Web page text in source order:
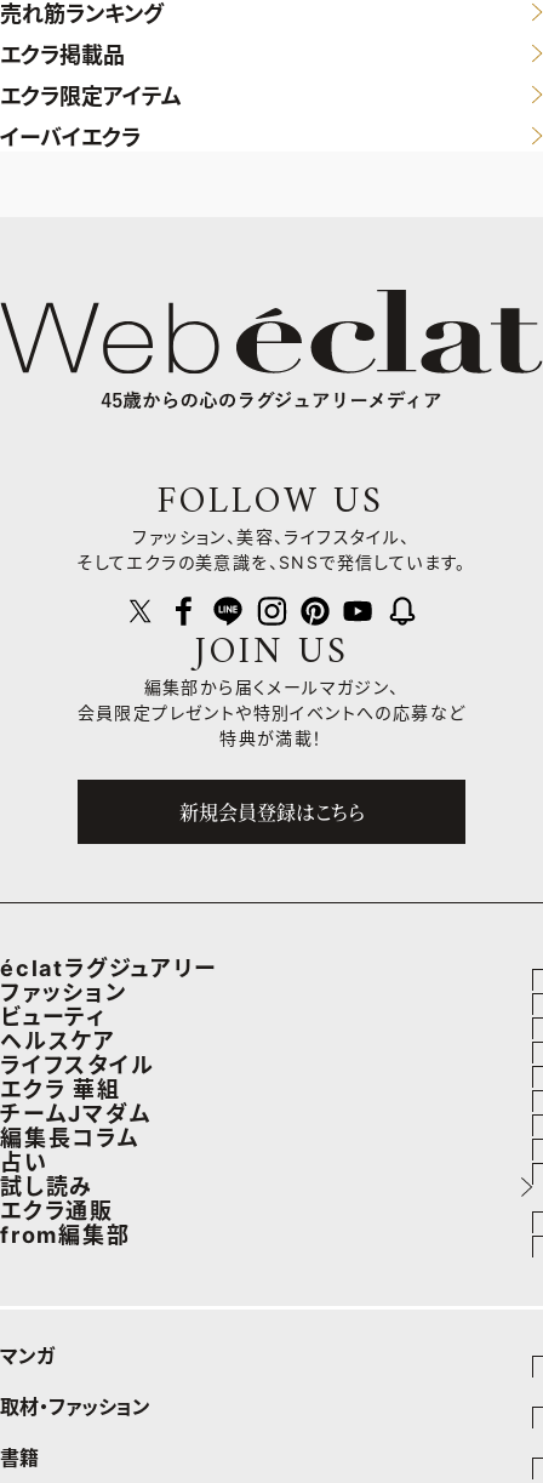
売れ筋ランキング
エクラ掲載品
エクラ限定アイテム
イーバイエクラ
FOLLOW US
ファッション、美容、ライフスタイル、
そしてエクラの美意識を、SNSで発信しています。
JOIN US
編集部から届くメールマガジン、
会員限定プレゼントや特別イベントへの応募など
特典が満載！
新規会員登録はこちら
éclatラグジュアリー
ラグジュアリーTOPICS
NEOエグゼスタイル
ファッション
ファッションTOPICS
8月の毎日コーデ
50代なに着てる？
ファッション特集
ビューティ
ヘアスタイル・ヘアケア
エイジングケア
メイク
50代ベストコスメ
ヘルスケア
ヘルスケアTOPICS
更年期
ストレッチ・エクササイズ
ダイエット
ライフスタイル
車・家電
ゴルフ
住まい
旅行＆グルメ
エクラ 華組
エクラ 華組メンバー一覧
エクラ 華組ランキング
チームJマダム
ファッション
ビューティ
旅行
インテリア
料理
編集長コラム
あら、素敵☆ 手帖
占い
イヴルルド遙華の12星座占い
スペシャル占い
試し読み
エクラ通販
デジタルカタログ
from編集部
マンガ
少年マンガ
青年マンガ
取材・ファッション
ファッション・美容
書籍